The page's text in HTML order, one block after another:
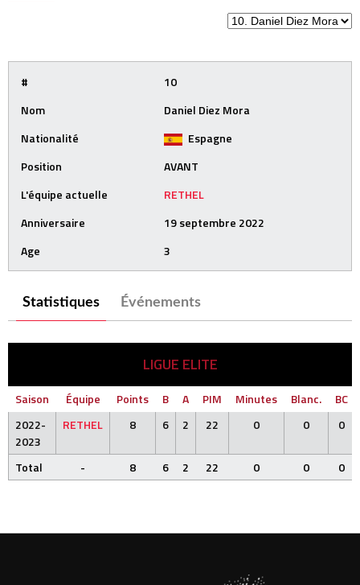
#
10
Nom
Daniel Diez Mora
Nationalité
Espagne
Position
AVANT
L'équipe actuelle
RETHEL
Anniversaire
19 septembre 2022
Age
3
Statistiques Événements
LIGUE ELITE
Saison Équipe Points B A PIM Minutes Blanc.
BC
2022-
2023
RETHEL 8 6 2 22 0 0 0
Total - 8 6 2 22 0 0 0